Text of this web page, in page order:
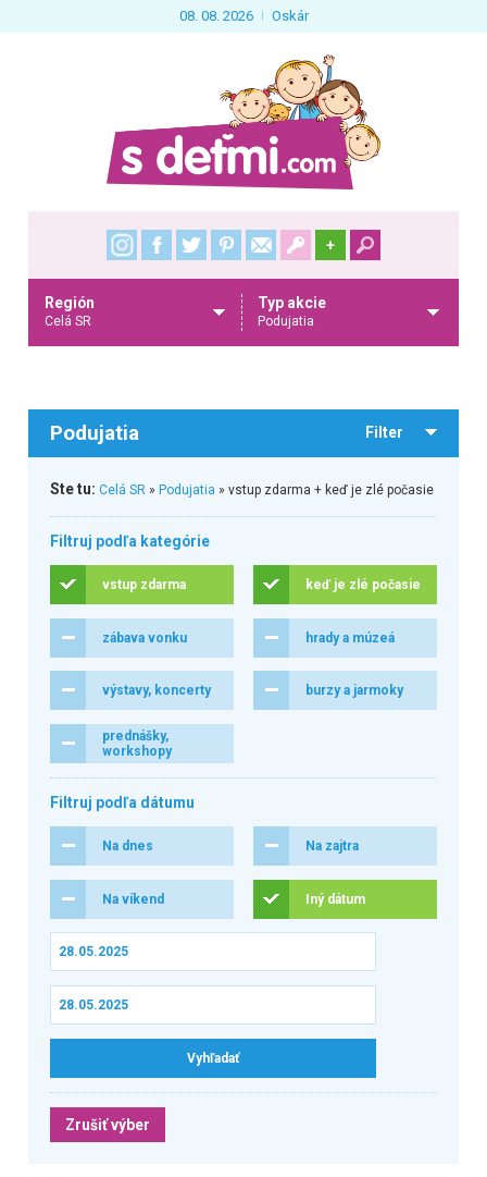
08. 08. 2026 Oskár
+
Región
Celá SR
Typ akcie
Podujatia
Podujatia Filter
Ste tu: Celá SR» Podujatia » vstup zdarma + keď je zlé počasie
Filtruj podľa kategórie
vstup zdarma keď je zlé počasie
zábava vonku hrady a múzeá
výstavy, koncerty burzy a jarmoky
prednášky,
workshopy
Filtruj podľa dátumu
Na dnes Na zajtra
Na víkend Iný dátum
Zrušiť výber